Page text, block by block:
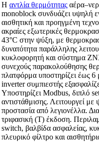
Η αντλία θερμότητας
monoblock συνδυάζει υψηλή
αισθητική και προηγμένη
ακραίες εξωτερικές
43°C στην ψύξη, με
δυνατότητα παράλληλης
κυκλοφορητή και σύστημα
συνεχούς παρακολούθησης
πλατφόρμα υποστηρίζει έως
inverter συμπιεστής
Υποστηρίζει Modbus, διπλό
αντιστάθμισης. Λειτουργεί
προστασία από λεγιονέλλα.
τριφασική (T) έκδοση.
switch, βαλβίδα ασφαλείας,
πλευρικό φίλτρο και